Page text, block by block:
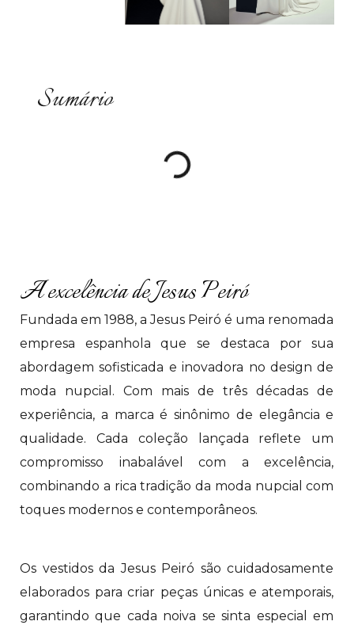
Sumário
A excelência de Jesus Peiró
Fundada em 1988, a Jesus Peiró é uma renomada
empresa espanhola que se destaca por sua
abordagem sofisticada e inovadora no design de
moda nupcial. Com mais de três décadas de
experiência, a marca é sinônimo de elegância e
qualidade. Cada coleção lançada reflete um
compromisso inabalável com a excelência,
combinando a rica tradição da moda nupcial com
toques modernos e contemporâneos.
Os vestidos da Jesus Peiró são cuidadosamente
elaborados para criar peças únicas e atemporais,
garantindo que cada noiva se sinta especial em